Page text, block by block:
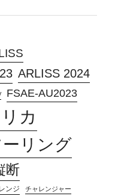
ARLISS 2024
FSAE-AU2023
カ
リング
断
ンジ チャレンジャー